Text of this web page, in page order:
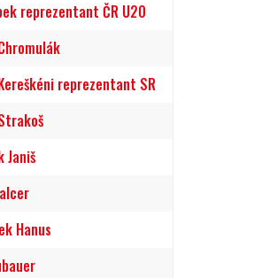
reprezentant ČR U20
reprezentant SR
Janiš
Hanus